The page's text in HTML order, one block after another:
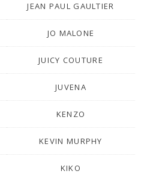
JEAN PAUL GAULTIER
JO MALONE
JUICY COUTURE
JUVENA
KENZO
KEVIN MURPHY
KIKO